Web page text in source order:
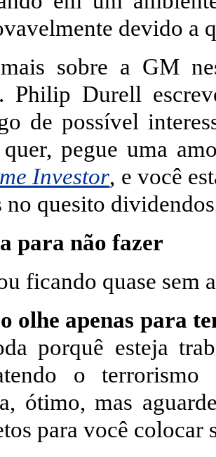
devido a
sobre a GM
. Philip Durell
de possível
pegue uma
Investor, e você
no quesito
para não fazer
ficando quase sem
olhe apenas para
porquê esteja
o
ótimo, mas
para você colocar